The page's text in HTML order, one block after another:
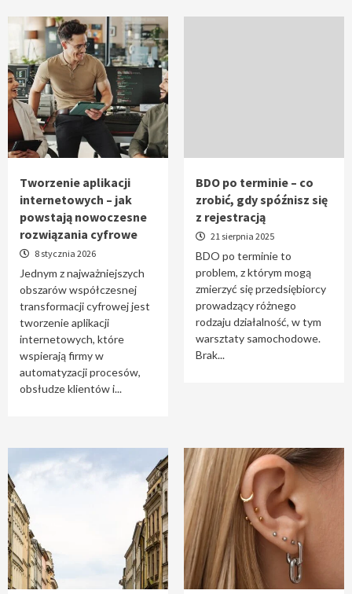
Tworzenie aplikacji
internetowych – jak
powstają nowoczesne
rozwiązania cyfrowe
8 stycznia 2026
Jednym z najważniejszych
obszarów współczesnej
transformacji cyfrowej jest
tworzenie aplikacji
internetowych, które
wspierają firmy w
automatyzacji procesów,
obsłudze klientów i...
BDO po terminie – co
zrobić, gdy spóźnisz się
z rejestracją
21 sierpnia 2025
BDO po terminie to
problem, z którym mogą
zmierzyć się przedsiębiorcy
prowadzący różnego
rodzaju działalność, w tym
warsztaty samochodowe.
Brak...